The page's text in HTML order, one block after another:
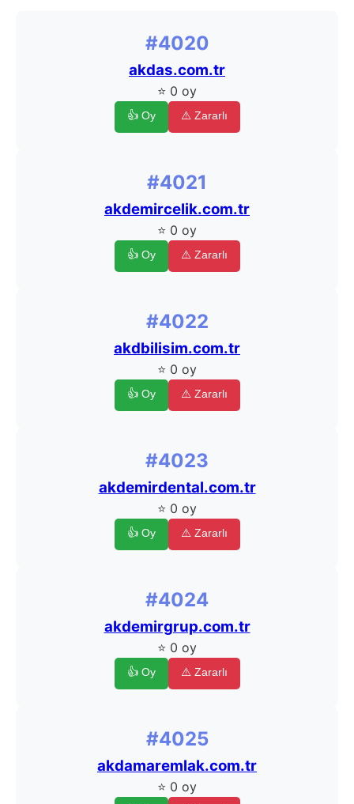
#4020
akdas.com.tr
⭐ 0 oy
👍 Oy ⚠️ Zararlı
#4021
akdemircelik.com.tr
⭐ 0 oy
👍 Oy ⚠️ Zararlı
#4022
akdbilisim.com.tr
⭐ 0 oy
👍 Oy ⚠️ Zararlı
#4023
akdemirdental.com.tr
⭐ 0 oy
👍 Oy ⚠️ Zararlı
#4024
akdemirgrup.com.tr
⭐ 0 oy
👍 Oy ⚠️ Zararlı
#4025
akdamaremlak.com.tr
⭐ 0 oy